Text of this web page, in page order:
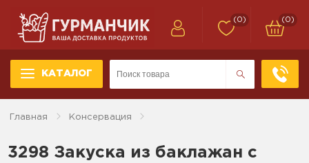
КАТАЛОГ
(0) (0)
Главная Консервация
3298 Закуска из баклажан с